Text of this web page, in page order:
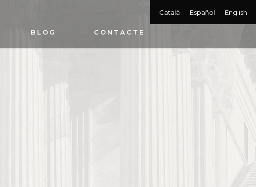
Català Español English
BLOG CONTACTE